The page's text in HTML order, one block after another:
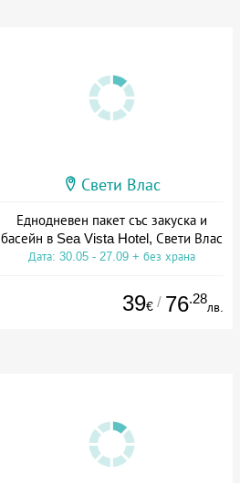
Свети Влас
Еднодневен пакет със закуска и
басейн в Sea Vista Hotel, Свети Влас
Дата: 30.05 - 27.09 + без храна
39€ / 76.28
лв.